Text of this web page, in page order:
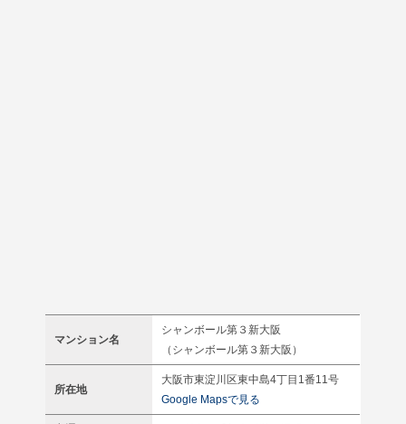
マンション名
シャンボール第３新大阪
（シャンボール第３新大阪）
所在地
大阪市東淀川区東中島4丁目1番11号
Google Mapsで見る